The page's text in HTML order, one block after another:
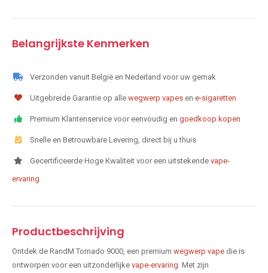
Belangrijkste Kenmerken
Verzonden vanuit België en Nederland voor uw gemak
Uitgebreide Garantie op alle wegwerp vapes en e-sigaretten
Premium Klantenservice voor eenvoudig en goedkoop kopen
Snelle en Betrouwbare Levering, direct bij u thuis
Gecertificeerde Hoge Kwaliteit voor een uitstekende vape-
ervaring
Productbeschrijving
Ontdek de RandM Tornado 9000, een premium wegwerp vape die is
ontworpen voor een uitzonderlijke vape-ervaring . Met zijn